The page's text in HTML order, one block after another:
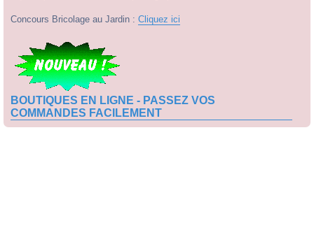
Concours Bricolage au Jardin : Cliquez ici
BOUTIQUES EN LIGNE - PASSEZ VOS
COMMANDES FACILEMENT